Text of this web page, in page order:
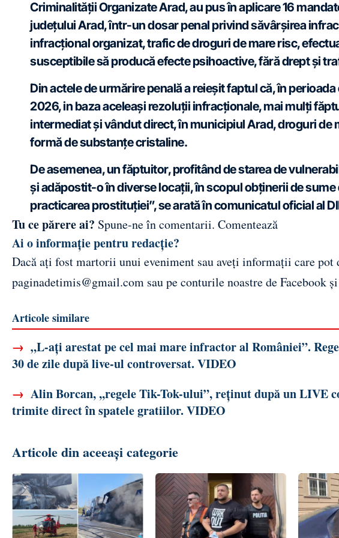
Criminalității Organizate Arad, au pus în aplicare 16
județului Arad, într-un dosar penal privind săvârșirea
infracțional organizat, trafic de droguri de mare risc,
susceptibile să producă efecte psihoactive, fără drept și
Din actele de urmărire penală a reieșit faptul că, în
2026, in baza aceleași rezoluții infracționale, mai mulți
intermediat și vândut direct, în municipiul Arad, droguri de
formă de substanțe cristaline.
De asemenea, un făptuitor, profitând de starea de
și adăpostit-o în diverse locații, în scopul obținerii de sume
practicarea prostituției”, se arată în comunicatul oficial al
Tu ce părere ai? Spune-ne în comentarii. Comentează
Ai o informație pentru redacție?
Dacă ați fost martorii unui eveniment sau aveți informații care
paginadetimis@gmail.com sau pe conturile noastre deFacebook și
Articole similare
→ „L-ați arestat pe cel mai mare infractor al României”.
30 de zile după live-ul controversat. VIDEO
→ Alin Borcan, ,,regele Tik-Tok-ului”, reținut după un LIVE
trimite direct în spatele gratiilor. VIDEO
Articole din aceeași categorie